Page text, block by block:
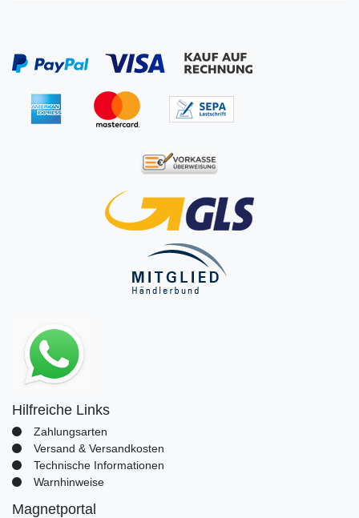
Hilfreiche Links
Zahlungsarten
Versand & Versandkosten
Technische Informationen
Warnhinweise
Magnetportal